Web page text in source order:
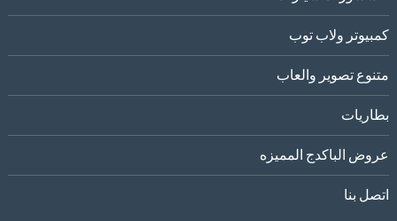
كمبيوتر ولاب توب
متنوع تصوير والعاب
بطاريات
عروض الباكدج المميزه
اتصل بنا